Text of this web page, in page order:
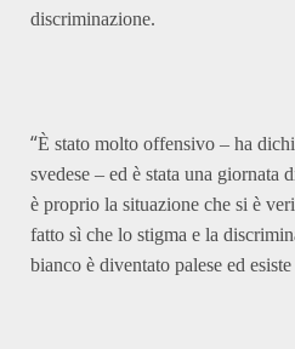
discriminazione.
“È stato molto offensivo – ha
svedese – ed è stata una
è proprio la situazione che si è
fatto sì che lo stigma e la
bianco è diventato palese ed esiste